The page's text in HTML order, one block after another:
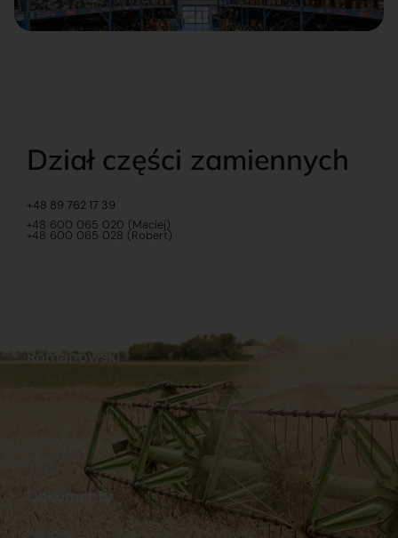
Dział części zamiennych
+48 89 762 17 39
+48 600 065 020 (Maciej)
+48 600 065 028 (Robert)
Dokumenty
Regulamin Dostawy
Romanowski
Sklep internetowy
Praca
Ubezpieczenia